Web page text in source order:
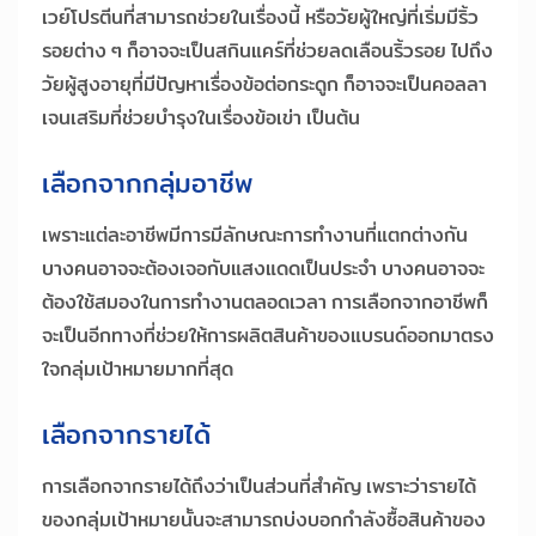
เวย์โปรตีนที่สามารถช่วยในเรื่องนี้ หรือวัยผู้ใหญ่ที่เริ่มมีริ้ว
รอยต่าง ๆ ก็อาจจะเป็นสกินแคร์ที่ช่วยลดเลือนริ้วรอย ไปถึง
วัยผู้สูงอายุที่มีปัญหาเรื่องข้อต่อกระดูก ก็อาจจะเป็นคอลลา
เจนเสริมที่ช่วยบำรุงในเรื่องข้อเข่า เป็นต้น
เลือกจากกลุ่มอาชีพ
เพราะแต่ละอาชีพมีการมีลักษณะการทำงานที่แตกต่างกัน
บางคนอาจจะต้องเจอกับแสงแดดเป็นประจำ บางคนอาจจะ
ต้องใช้สมองในการทำงานตลอดเวลา การเลือกจากอาชีพก็
จะเป็นอีกทางที่ช่วยให้การผลิตสินค้าของแบรนด์ออกมาตรง
ใจกลุ่มเป้าหมายมากที่สุด
เลือกจากรายได้
การเลือกจากรายได้ถึงว่าเป็นส่วนที่สำคัญ เพราะว่ารายได้
ของกลุ่มเป้าหมายนั้นจะสามารถบ่งบอกกำลังซื้อสินค้าของ